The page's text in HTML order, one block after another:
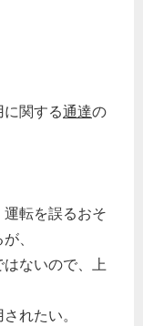
関する通達の
転を誤るおそ
、
ないので、上
れたい。